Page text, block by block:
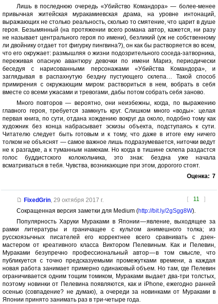
Лишь в последнюю очередь «Убийство Командора» — более-менее
привычная житейская муракамиевская драма, на уровне интонаций,
выражающих не столько реальность, сколько то смятение, что царит в душе
героя. Безымянный (на протяжении всего романа автор, кажется, ни разу
не называет центрального героя по имени), безликий (уж не собственному
ли двойнику отдает тот фигурку пингвина?), он как бы растворяется во всем,
что его окружает: размышляя о жизни подозрительного соседа-затворника,
переживая опасную авантюру девочки по имени Мариэ, периодически
беседуя с нарисованными персонажами «Убийства Командора», и
заглядывая в распахнутую бездну пустующего склепа… Такой способ
примирения с окружающим миром: раствориться в нем, вобрать в себя
вместе со всеми ужасами и тревогами, дабы потом собрать себя заново.
Много повторов — вероятно, они неизбежны, когда, по выражению
главного героя, требуется замкнуть круг. Слишком много «воды»: целая
первая книга, по сути, отдана хождению вокруг да около, подобно тому как
художник без конца набрасывает эскизы объекта, подступаясь к сути.
Читателю следует быть готовым и к тому, что даже в итоге ему ничего
толком не объяснят — самое важное лишь подразумевается, ниточки ведут
не к разгадке, а к туманным намекам. Но когда в тишине склепа раздастся
голос буддистского колокольчика, это знак: бездна уже начала
всматриваться в тебя. Чувства, возникающие при этом, дорогого стоят.
Оценка: 7
[ 11 ]
FixedGrin, 29 октября 2017 г.
Cокращенная версия заметки для Medium (http://bit.ly/2gSgg8W).
Популярность Харуки Мураками в Японии — явление, выходящее за
рамки литературы и граничащее с культом анимешного толка; из
русскоязычных писателей его корректнее всего сравнивать с дзен-
мастером от креативного класса Виктором Пелевиным. Как и Пелевин,
Мураками безупречно профессиональный автор — в том смысле, что
публикуется с точно предсказуемыми промежутками времени, а каждая
новая работа занимает примерно одинаковый объем. Но там, где Пелевин
ограничивается одним тощим томиком, Мураками выдает два-три толстых,
поэтому новинки от Пелевина появляются, как и iPhone, ежегодно ранней
осенью (совпадение? не думаю), а очереди за новинками от Мураками в
Японии принято занимать раз в три-четыре года.